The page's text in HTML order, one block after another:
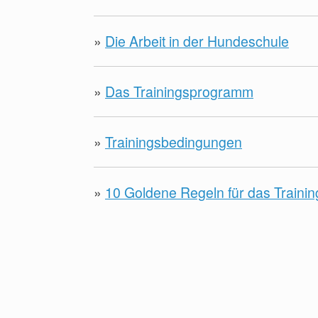
» Die Arbeit in der Hundeschule
» Das Trainingsprogramm
» Trainingsbedingungen
» 10 Goldene Regeln für das